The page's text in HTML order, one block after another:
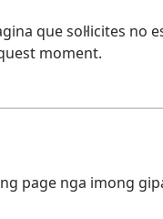
que sol·licites no
moment.
page nga imong